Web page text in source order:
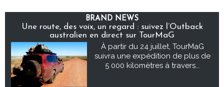
BRAND NEWS
Une route, des voix, un regard : suivez l’Outback
australien en direct sur TourMaG
À partir du 24 juillet, TourMaG
suivra une expédition de plus de
5 000 kilomètres à travers...